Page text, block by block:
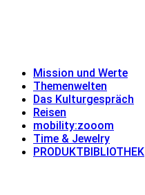
Mission und Werte
Themenwelten
Das Kulturgespräch
Reisen
mobility:zooom
Time & Jewelry
PRODUKTBIBLIOTHEK